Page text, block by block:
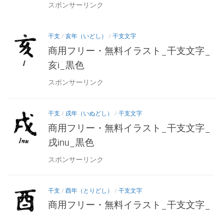
スポンサーリンク
干支 / 亥年（いどし） / 干支文字
商用フリー・無料イラスト_干支文字_
亥i_黒色
スポンサーリンク
干支 / 戌年（いぬどし） / 干支文字
商用フリー・無料イラスト_干支文字_
戌inu_黒色
スポンサーリンク
干支 / 酉年（とりどし） / 干支文字
商用フリー・無料イラスト_干支文字_